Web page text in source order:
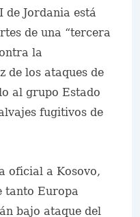
de Jordania está
de una “tercera
la
de los ataques de
al grupo Estado
fugitivos de
oficial a Kosovo,
tanto Europa
bajo ataque del